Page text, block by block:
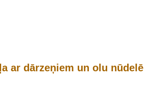
ar dārzeņiem un olu